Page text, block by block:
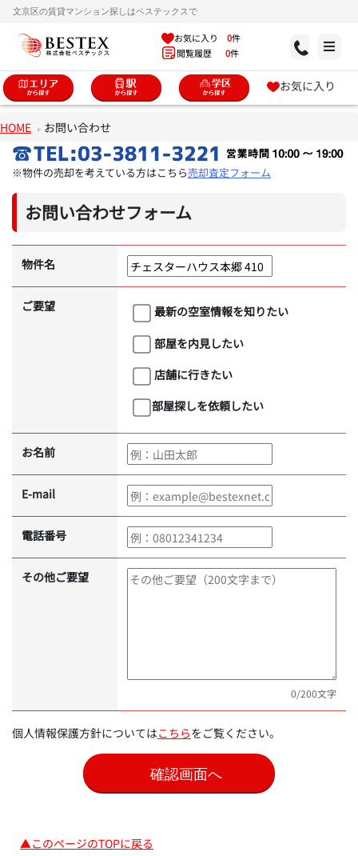
文京区の賃貸マンション探しはベステックスで
お気に入り 0件
閲覧履歴 0件
お気に入り
HOME お問い合わせ
※物件の売却を考えている方はこちら売却査定フォーム
お問い合わせフォーム
物件名
ご要望
最新の空室情報を知りたい
部屋を内見したい
店舗に行きたい
部屋探しを依頼したい
お名前
E-mail
電話番号
その他ご要望
0/200文字
個人情報保護方針についてはこちらをご覧ください。
▲このページのTOPに戻る